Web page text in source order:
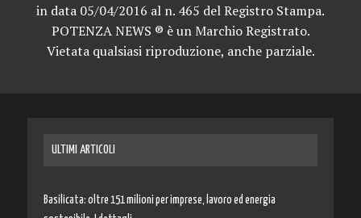
in data 05/04/2016 al n. 465 del Registro Stampa.
POTENZA NEWS ® è un Marchio Registrato.
Vietata qualsiasi riproduzione, anche parziale.
ULTIMI ARTICOLI
Basilicata: oltre 151 milioni per imprese, lavoro ed energia